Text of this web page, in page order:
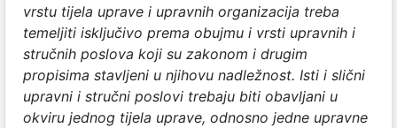
vrstu tijela uprave i upravnih organizacija treba
temeljiti isključivo prema obujmu i vrsti upravnih i
stručnih poslova koji su zakonom i drugim
propisima stavljeni u njihovu nadležnost. Isti i slični
upravni i stručni poslovi trebaju biti obavljani u
okviru jednog tijela uprave, odnosno jedne upravne